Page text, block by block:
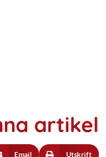
artikel
Email Utskrift